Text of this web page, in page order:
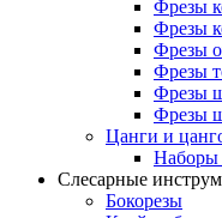
Фрезы
Фрезы
Фрезы
Фрезы
Фрезы
Фрезы
Цанги и
Наборы
Слесарные
Бокорезы